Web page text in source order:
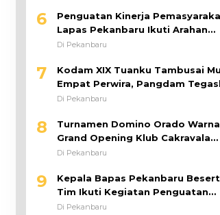
6
Penguatan Kinerja
Lapas Pekanbaru Ikuti Arahan
Dirjenpas Secara Virtual
Di Pekanbaru
7
Kodam XIX Tuanku Tambusai
Empat Perwira, Pangdam
Regenerasi untuk Perkuat Kinerja
Di Pekanbaru
8
Turnamen Domino Orado
Grand Opening Klub Cakravala
Pekanbaru
Di Pekanbaru
9
Kepala Bapas Pekanbaru
Tim Ikuti Kegiatan Penguatan
Tugas dan Fungsi serta Paparan
Di Pekanbaru